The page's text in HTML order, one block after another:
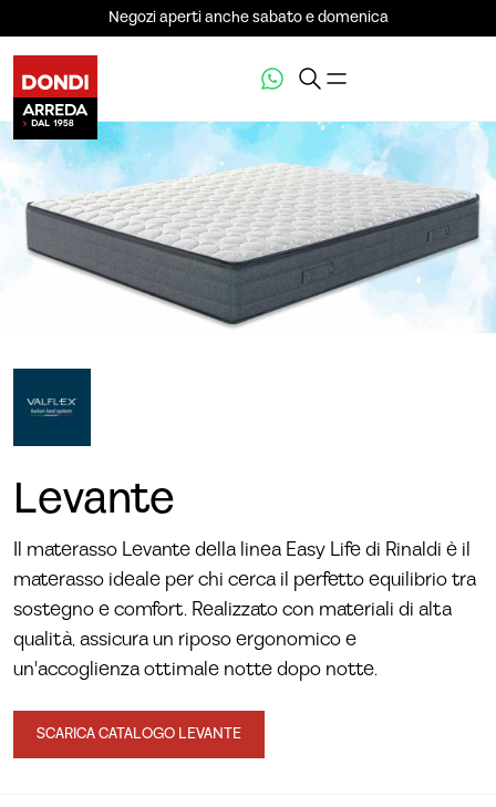
Negozi aperti anche sabato e domenica
Levante
Il materasso Levante della linea Easy Life di Rinaldi è il
materasso ideale per chi cerca il perfetto equilibrio tra
sostegno e comfort. Realizzato con materiali di alta
qualità, assicura un riposo ergonomico e
un'accoglienza ottimale notte dopo notte.
SCARICA CATALOGO LEVANTE